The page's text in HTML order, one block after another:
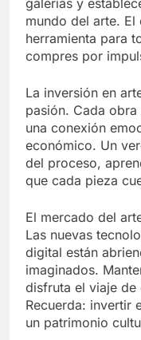
galerías y
mundo del arte.
herramienta para
compres por
La inversión en
pasión. Cada
una conexión
económico. Un
del proceso,
que cada pieza
El mercado del
Las nuevas
digital están
imaginados.
disfruta el viaje
Recuerda: invertir
un patrimonio